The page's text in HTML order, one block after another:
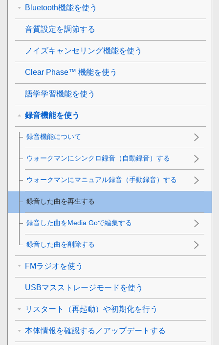
Bluetooth機能を使う
音質設定を調節する
ノイズキャンセリング機能を使う
Clear Phase™ 機能を使う
語学学習機能を使う
録音機能を使う
録音機能について
ウォークマンにシンクロ録音（自動録音）する
ウォークマンにマニュアル録音（手動録音）する
録音した曲を再生する
録音した曲をMedia Goで編集する
録音した曲を削除する
FMラジオを使う
USBマスストレージモードを使う
リスタート（再起動）や初期化を行う
本体情報を確認する／アップデートする